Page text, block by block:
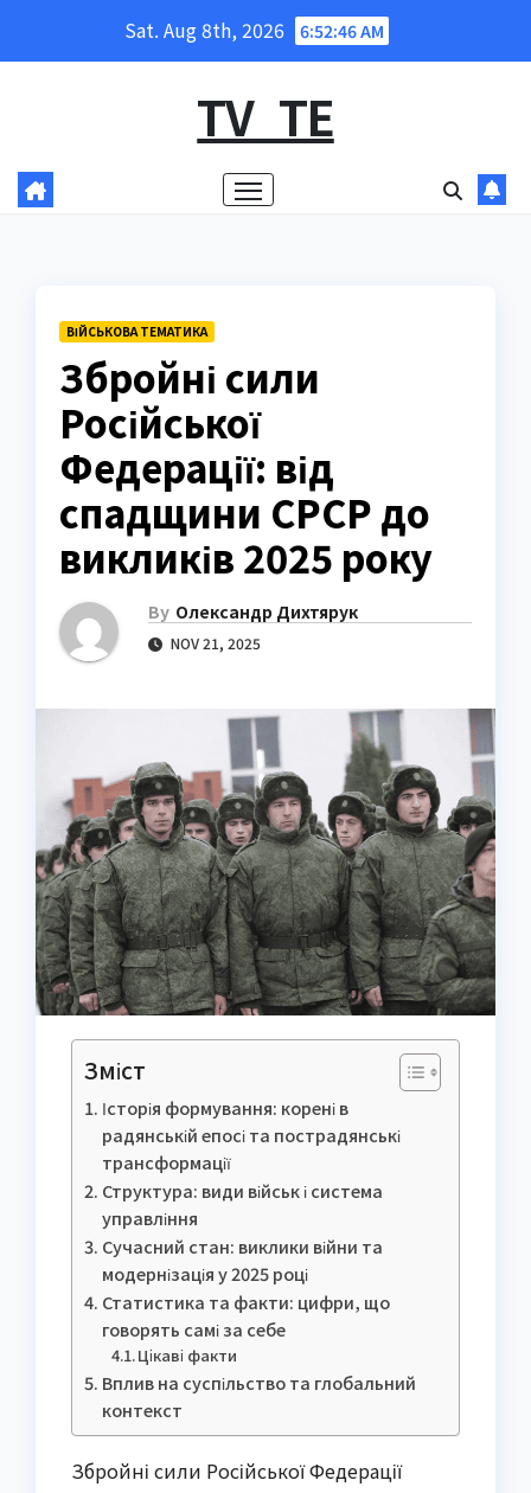
Sat. Aug 8th, 2026 6:52:47 AM
TV_TE
ВІЙСЬКОВА ТЕМАТИКА
Збройні сили
Російської
Федерації: від
спадщини СРСР до
викликів 2025 року
By Олександр Дихтярук
NOV 21, 2025
Зміст
Історія формування: корені в
радянській епосі та пострадянські
трансформації
Структура: види військ і система
управління
Сучасний стан: виклики війни та
модернізація у 2025 році
Статистика та факти: цифри, що
говорять самі за себе
Цікаві факти
Вплив на суспільство та глобальний
контекст
Збройні сили Російської Федерації